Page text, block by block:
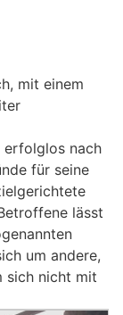
mit einem
erfolglos nach
für seine
lässt
um andere,
sich nicht mit